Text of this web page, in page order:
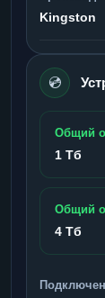
Kingston
💿
Общий
1 Тб
Общий
4 Тб